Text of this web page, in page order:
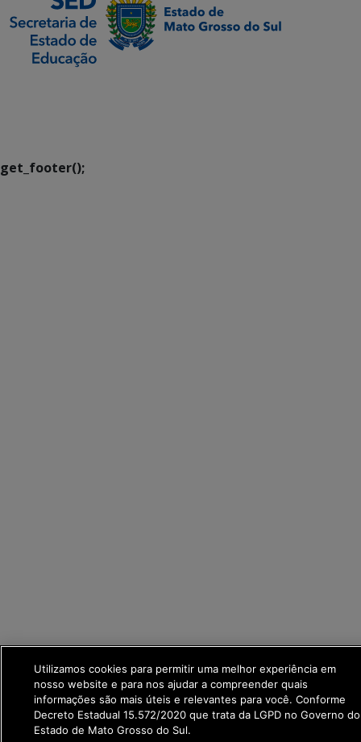
get_footer();
Utilizamos cookies para permitir uma melhor experiência em
nosso website e para nos ajudar a compreender quais
informações são mais úteis e relevantes para você. Conforme
Decreto Estadual 15.572/2020 que trata da LGPD no Governo do
Estado de Mato Grosso do Sul.